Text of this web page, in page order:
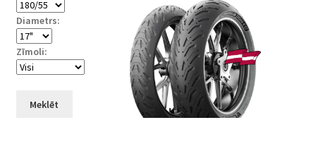
Diametrs:
Zīmoli:
Meklēt